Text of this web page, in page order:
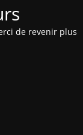
de revenir plus